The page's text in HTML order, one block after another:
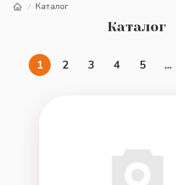
/ Каталог
Каталог
1 2 3 4 5 ...